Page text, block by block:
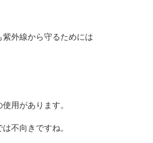
外線から守るためには
用があります。
不向きですね。